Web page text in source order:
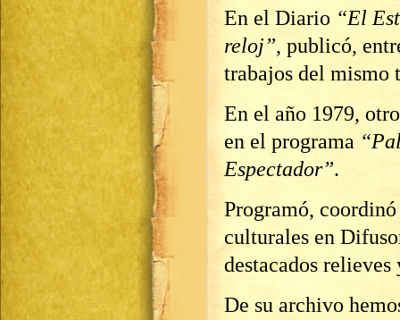
En el Diario “El
reloj”, publicó,
trabajos del mismo
En el año 1979,
en el programa
Espectador”.
Programó,
culturales en
destacados relieves
De su archivo